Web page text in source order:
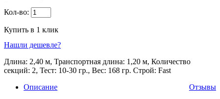
Кол-во:
Купить в 1 клик
Нашли дешевле?
Длина: 2,40 м, Транспортная длина: 1,20 м, Количество
секций: 2, Тест: 10-30 гр., Вес: 168 гр. Строй: Fast
Отзывы
Описание